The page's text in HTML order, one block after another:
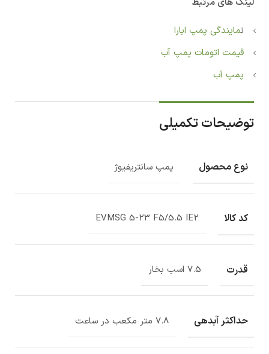
لینک های مرتبط
نمایندگی پمپ ابارا
قیمت اتومات پمپ آب
پمپ آب
توضیحات تکمیلی
نوع محصول پمپ سانتریفیوژ
کد کالا EVMSG 5-23 F5/5.5 IE2
قدرت 7.5 اسب بخار
حداکثر آبدهی 7.8 متر مکعب در ساعت